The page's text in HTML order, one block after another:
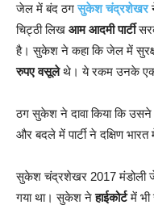
जेल में बंद ठगसुकेश चंद्रशेखर
चिट्ठी लिख आम आदमी पार्टी
है। सुकेश ने कहा कि जेल में
रुपए वसूलेथे। ये रकम उनके एक
ठग सुकेश ने दावा किया कि उसने
और बदले में पार्टी ने दक्षिण भारत
सुकेश चंद्रशेखर 2017 मंडोली
गया था। सुकेश नेहाईकोर्टमें भी